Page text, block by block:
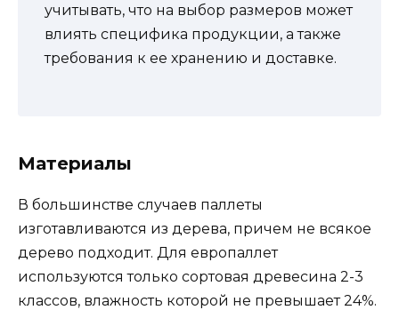
учитывать, что на выбор размеров может
влиять специфика продукции, а также
требования к ее хранению и доставке.
Материалы
В большинстве случаев паллеты
изготавливаются из дерева, причем не всякое
дерево подходит. Для европаллет
используются только сортовая древесина 2-3
классов, влажность которой не превышает 24%.